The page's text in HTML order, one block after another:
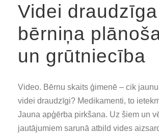
Videi draudzīga
bērniņa
un grūtniecība
Video. Bērnu skaits ģimenē – cik
videi draudzīgi? Medikamenti, to
Jauna apģērba pirkšana. Uz šiem un
jautājumiem sarunā atbild vides